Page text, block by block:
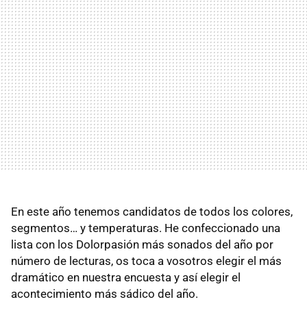
En este año tenemos candidatos de todos los colores,
segmentos… y temperaturas. He confeccionado una
lista con los Dolorpasión más sonados del año por
número de lecturas, os toca a vosotros elegir el más
dramático en nuestra encuesta y así elegir el
acontecimiento más sádico del año.